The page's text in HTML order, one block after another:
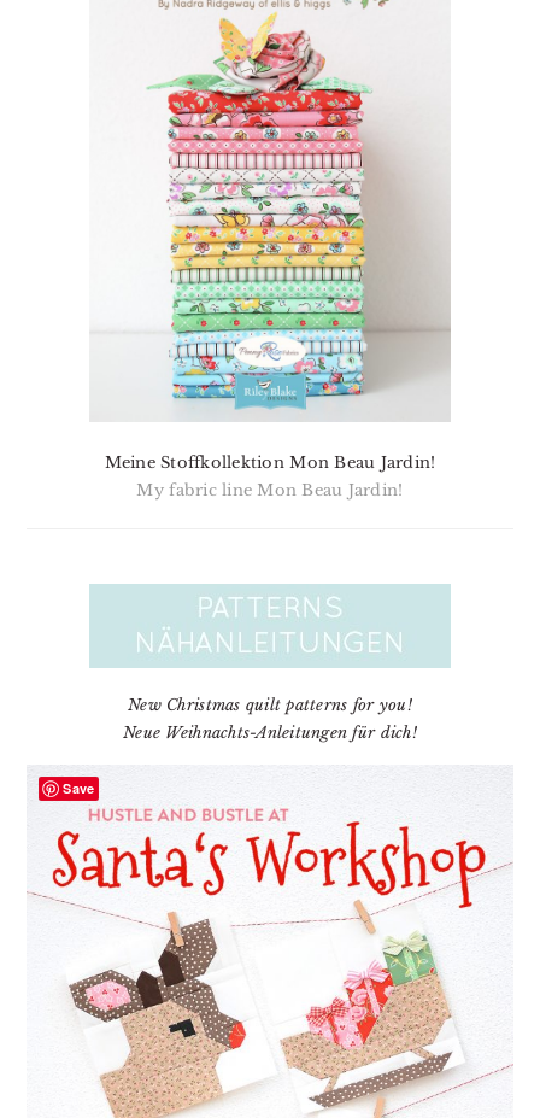
Meine Stoffkollektion Mon Beau Jardin!
My fabric line Mon Beau Jardin!
New Christmas quilt patterns for you!
Neue Weihnachts-Anleitungen für dich!
Save